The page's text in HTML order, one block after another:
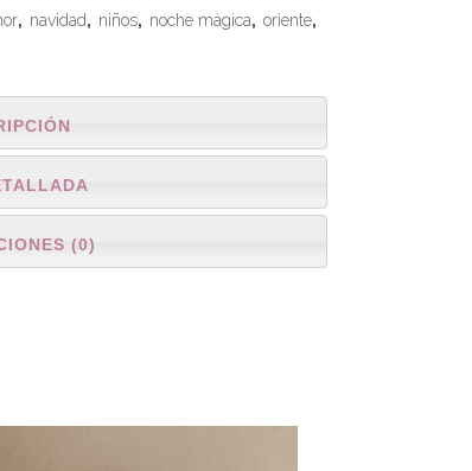
, navidad, niños, noche mágica, oriente,
(0)